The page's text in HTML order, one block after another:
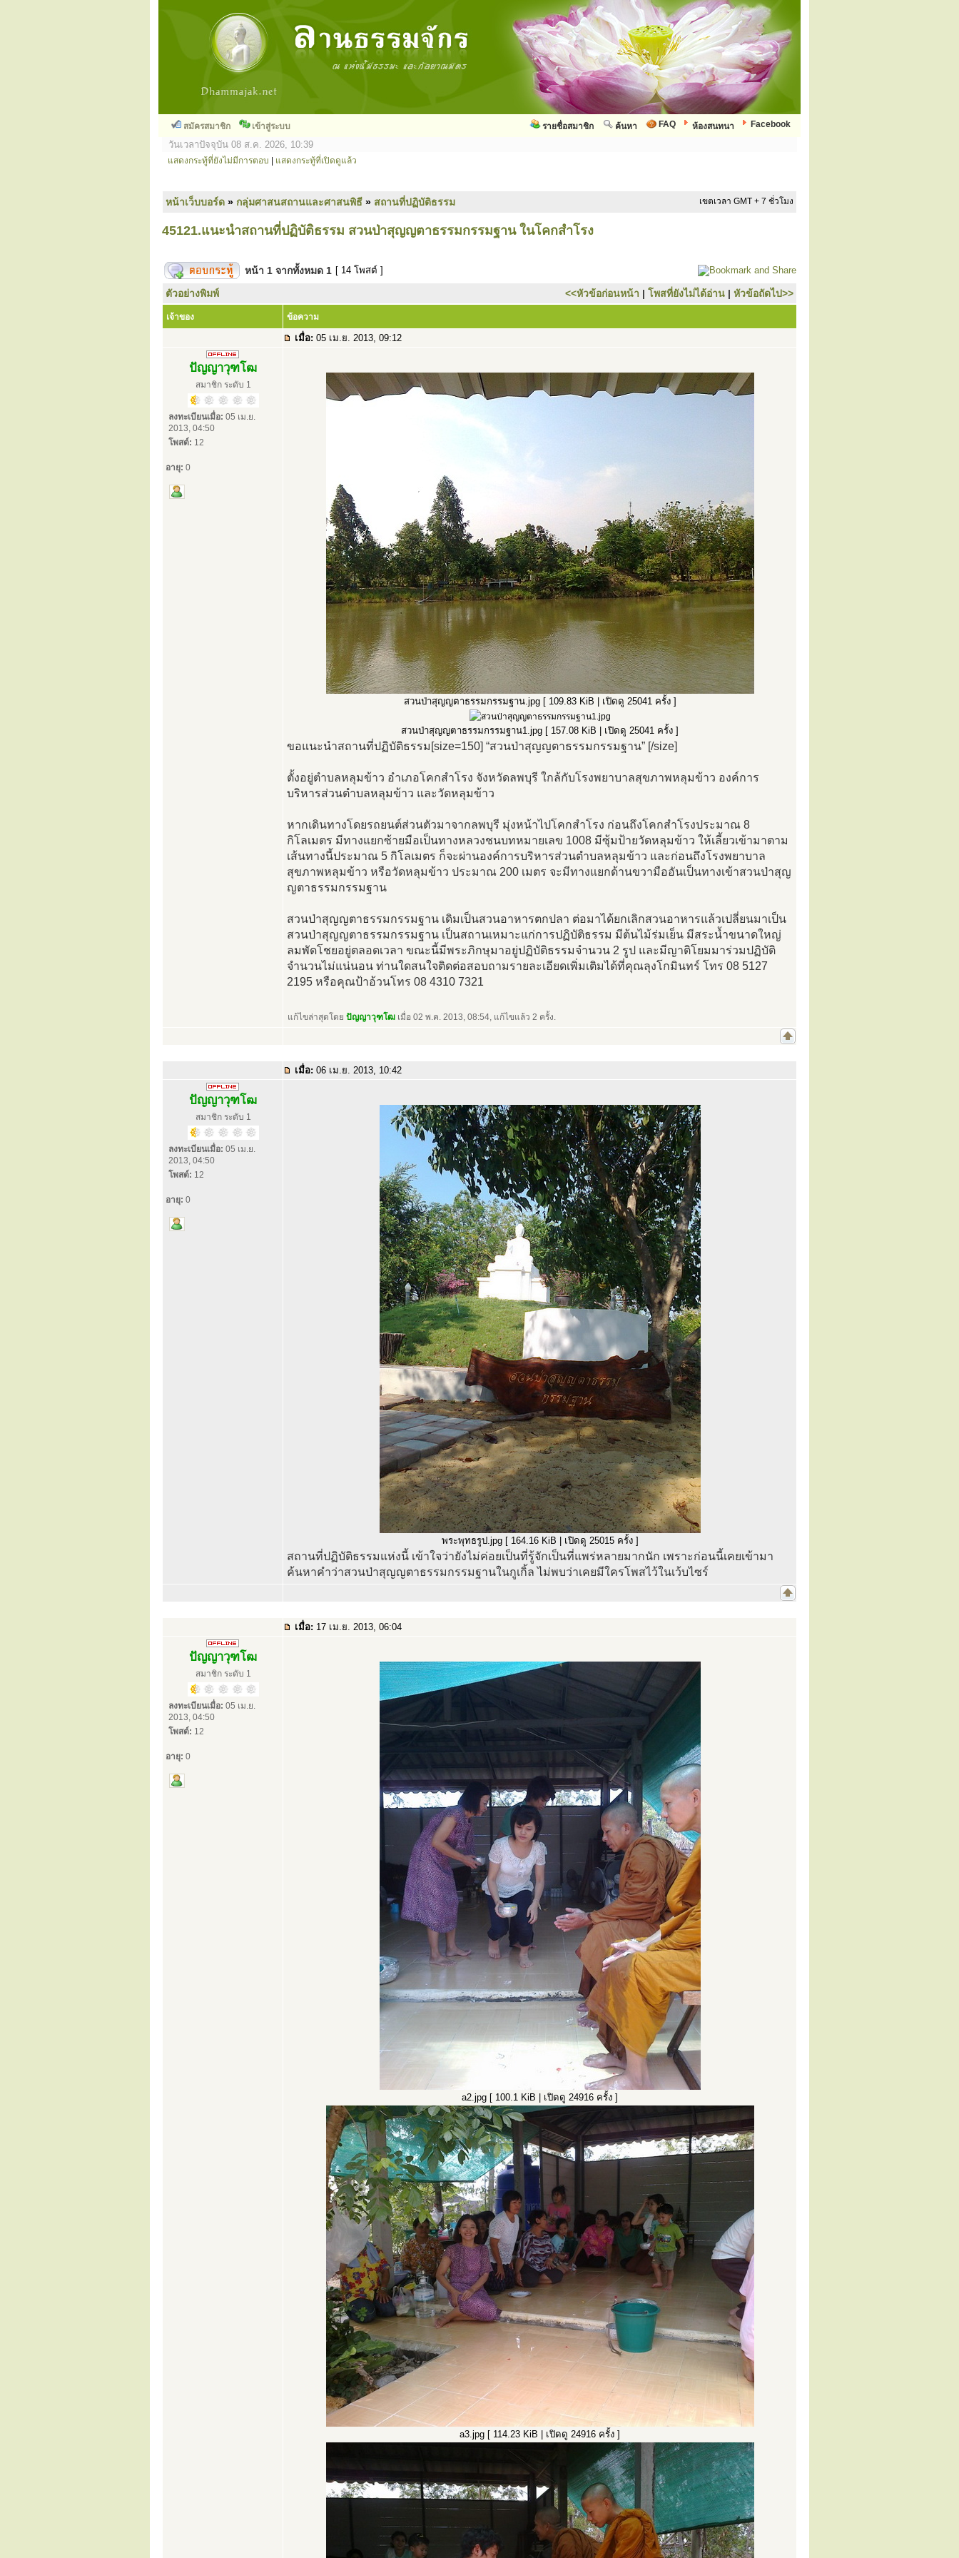
สมัครสมาชิก เข้าสู่ระบบ Facebook
ห้องสนทนา
FAQ
ค้นหา
รายชื่อสมาชิก
วันเวลาปัจจุบัน 08 ส.ค. 2026, 10:39
แสดงกระทู้ที่ยังไม่มีการตอบ แสดงกระทู้ที่เปิดดูแล้ว
หน้าเว็บบอร์ด » กลุ่มศาสนสถานและศาสนพิธี » สถานที่ปฏิบัติธรรม เขตเวลา GMT + 7 ชั่วโมง
45121.แนะนำสถานที่ปฏิบัติธรรม สวนป่าสุญญตาธรรมกรรมฐาน ในโคกสำโรง
หน้า 1 จากทั้งหมด 1 [ 14 โพสต์ ]
ตัวอย่างพิมพ์ <<หัวข้อก่อนหน้า | โพสที่ยังไม่ได้อ่าน | หัวข้อถัดไป>>
เจ้าของ ข้อความ
เมื่อ: 05 เม.ย. 2013, 09:12
ปัญญาวุฑโฒ
สมาชิก ระดับ 1
ลงทะเบียนเมื่อ: 05 เม.ย.
2013, 04:50
โพสต์: 12
อายุ: 0
สวนป่าสุญญตาธรรมกรรมฐาน.jpg [ 109.83 KiB | เปิดดู 25041 ครั้ง ]
สวนป่าสุญญตาธรรมกรรมฐาน1.jpg [ 157.08 KiB | เปิดดู 25041 ครั้ง ]
ขอแนะนำสถานที่ปฏิบัติธรรม[size=150] “สวนป่าสุญญตาธรรมกรรมฐาน” [/size]
ตั้งอยู่ตำบลหลุมข้าว อำเภอโคกสำโรง จังหวัดลพบุรี ใกล้กับโรงพยาบาลสุขภาพหลุมข้าว องค์การ
บริหารส่วนตำบลหลุมข้าว และวัดหลุมข้าว
หากเดินทางโดยรถยนต์ส่วนตัวมาจากลพบุรี มุ่งหน้าไปโคกสำโรง ก่อนถึงโคกสำโรงประมาณ 8
กิโลเมตร มีทางแยกซ้ายมือเป็นทางหลวงชนบทหมายเลข 1008 มีซุ้มป้ายวัดหลุมข้าว ให้เลี้ยวเข้ามาตาม
เส้นทางนี้ประมาณ 5 กิโลเมตร ก็จะผ่านองค์การบริหารส่วนตำบลหลุมข้าว และก่อนถึงโรงพยาบาล
สุขภาพหลุมข้าว หรือวัดหลุมข้าว ประมาณ 200 เมตร จะมีทางแยกด้านขวามืออันเป็นทางเข้าสวนป่าสุญ
ญตาธรรมกรรมฐาน
สวนป่าสุญญตาธรรมกรรมฐาน เดิมเป็นสวนอาหารตกปลา ต่อมาได้ยกเลิกสวนอาหารแล้วเปลี่ยนมาเป็น
สวนป่าสุญญตาธรรมกรรมฐาน เป็นสถานเหมาะแก่การปฏิบัติธรรม มีต้นไม้ร่มเย็น มีสระน้ำขนาดใหญ่
ลมพัดโชยอยู่ตลอดเวลา ขณะนี้มีพระภิกษุมาอยู่ปฏิบัติธรรมจำนวน 2 รูป และมีญาติโยมมาร่วมปฏิบัติ
จำนวนไม่แน่นอน ท่านใดสนใจติดต่อสอบถามรายละเอียดเพิ่มเติมได้ที่คุณลุงโกมินทร์ โทร 08 5127
2195 หรือคุณป้าอ้วนโทร 08 4310 7321
แก้ไขล่าสุดโดย ปัญญาวุฑโฒ เมื่อ 02 พ.ค. 2013, 08:54, แก้ไขแล้ว 2 ครั้ง.
เมื่อ: 06 เม.ย. 2013, 10:42
ปัญญาวุฑโฒ
สมาชิก ระดับ 1
ลงทะเบียนเมื่อ: 05 เม.ย.
2013, 04:50
โพสต์: 12
อายุ: 0
พระพุทธรูป.jpg [ 164.16 KiB | เปิดดู 25015 ครั้ง ]
สถานที่ปฏิบัติธรรมแห่งนี้ เข้าใจว่ายังไม่ค่อยเป็นที่รู้จักเป็นที่แพร่หลายมากนัก เพราะก่อนนี้เคยเข้ามา
ค้นหาคำว่าสวนป่าสุญญตาธรรมกรรมฐานในกูเกิ้ล ไม่พบว่าเคยมีใครโพสไว้ในเว้บไซร์
เมื่อ: 17 เม.ย. 2013, 06:04
ปัญญาวุฑโฒ
สมาชิก ระดับ 1
ลงทะเบียนเมื่อ: 05 เม.ย.
2013, 04:50
โพสต์: 12
อายุ: 0
a2.jpg [ 100.1 KiB | เปิดดู 24916 ครั้ง ]
a3.jpg [ 114.23 KiB | เปิดดู 24916 ครั้ง ]